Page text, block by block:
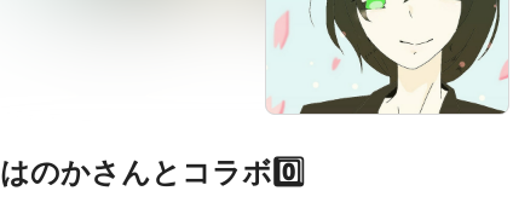
はのかさんとコラボ0️⃣